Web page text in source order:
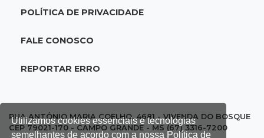
Utilizamos cookies essenciais e tecnologias
semelhantes de acordo com a nossa Política de
STF suspende julgamento que pode definir
juros cair para 14%
POLÍTICA DE PRIVACIDADE
FALE CONOSCO
REPORTAR ERRO
RUA ANTÔNIO MARIA COELHO, 4681 - VIVENDA DO BOSQUE
CEP 79021-170 - CAMPO GRANDE - MS (67) 3316-7200